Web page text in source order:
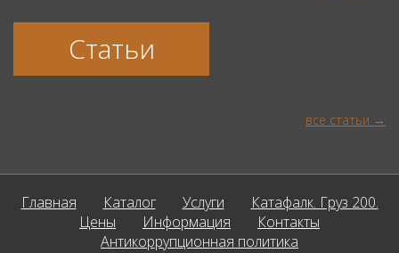
Статьи
все статьи
Главная Каталог Услуги
Катафалк. Груз 200.
Цены
Информация
Контакты
Антикоррупционная политика